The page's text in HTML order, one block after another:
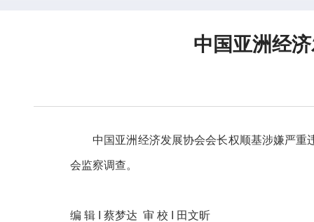
中国亚洲经
中国亚洲经济发展协会会长权顺基涉嫌严
会监察调查。
编 辑 I 蔡梦达 审 校 I 田文昕